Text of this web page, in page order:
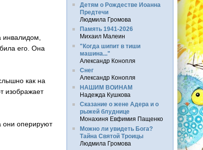
его. Она
как на
изображает
они оперируют
Детям о Рождестве Иоанна
Предтечи
Людмила Громова
Память 1941-2026
Михаил Малеин
"Когда шипит в тиши
машина..."
Александр Конопля
Снег
Александр Конопля
НАШИМ ВОИНАМ
Надежда Кушкова
Сказание о жене Адера и о
рыжей блуднице
Монахиня Евфимия Пащенко
Можно ли увидеть Бога?
Тайна Святой Троицы
Людмила Громова